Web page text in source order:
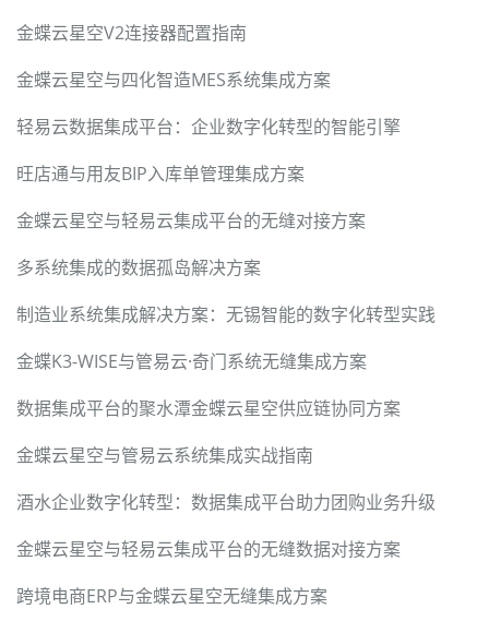
金蝶云星空V2连接器配置指南
金蝶云星空与四化智造MES系统集成方案
轻易云数据集成平台：企业数字化转型的智能引擎
旺店通与用友BIP入库单管理集成方案
金蝶云星空与轻易云集成平台的无缝对接方案
多系统集成的数据孤岛解决方案
制造业系统集成解决方案：无锡智能的数字化转型实践
金蝶K3-WISE与管易云·奇门系统无缝集成方案
数据集成平台的聚水潭金蝶云星空供应链协同方案
金蝶云星空与管易云系统集成实战指南
酒水企业数字化转型：数据集成平台助力团购业务升级
金蝶云星空与轻易云集成平台的无缝数据对接方案
跨境电商ERP与金蝶云星空无缝集成方案